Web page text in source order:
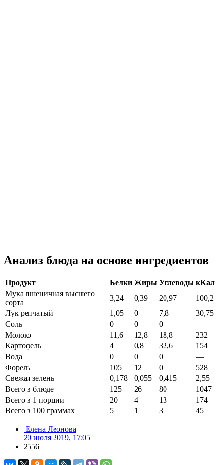
Анализ блюда на основе ингредиентов
Продукт Белки Жиры Углеводы кКал
Мука пшеничная высшего
сорта
3,24 0,39 20,97
100,2
Лук репчатый
1,05 0 7,8
30,75
Соль
0 0 0
—
Молоко
11,6 12,8 18,8
232
Картофель
4 0,8 32,6
154
Вода
0 0 0
—
Форель
105 12 0
528
Свежая зелень
0,178 0,055 0,415
2,55
Всего в блюде
125 26 80
1047
Всего в 1 порции
20 4 13
174
Всего в 100 граммах
5 1 3 45
Елена Леонова
20 июля 2019, 17:05
2556